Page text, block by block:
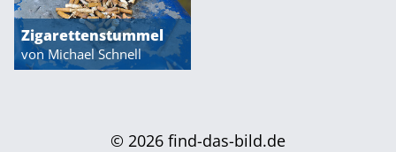
Zigarettenstummel
von Michael Schnell
© 2026 find-das-bild.de